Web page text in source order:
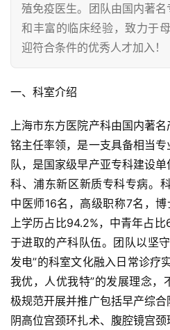
殖免疫医生。团队由国内著
和丰富的临床经验，致力于
迎符合条件的优秀人才加入！
一、科室介绍
上海市东方医院产科由国内著
铭主任率领，是一支具备相当
队，是国家级早产亚专科建设
科、浦东新区新质专科专病。
中医师16名，高级职称7名，
上学历占比94.2%，中青年占
于进取的产科队伍。团队以坚
发电”的科室文化融入日常诊疗
我优，人优我特”的发展理念，
极规范开展并推广包括早产综
阴高位宫颈环扎术、腹腔镜宫